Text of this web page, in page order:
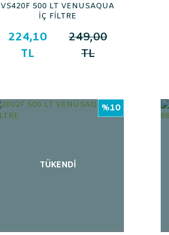
VS420F 500 LT VENUSAQUA
İÇ FİLTRE
224,10
TL
249,00
TL
%10
TÜKENDİ